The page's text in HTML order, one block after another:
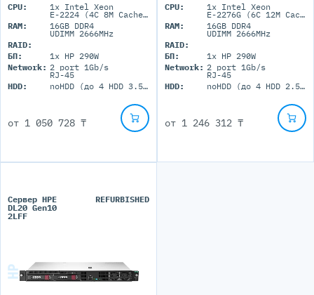
CPU: 1x Intel Xeon
E-2224 (4C 8M Cache 3.40 GHz)
RAM:
16GB DDR4
UDIMM 2666MHz
RAID:
БП:
1x HP 290W
Network: 2 port 1Gb/s
RJ-45
HDD:
noHDD (до 4 HDD 3.5'' LFF)
от 1 050 728 ₸
CPU: 1x Intel Xeon
E-2276G (6C 12M Cache 3.80 GHz)
RAM:
16GB DDR4
UDIMM 2666MHz
RAID:
БП:
1x HP 290W
Network: 2 port 1Gb/s
RJ-45
HDD:
noHDD (до 4 HDD 2.5'' SFF)
от 1 246 312 ₸
Сервер HPE
DL20 Gen10
2LFF
REFURBISHED